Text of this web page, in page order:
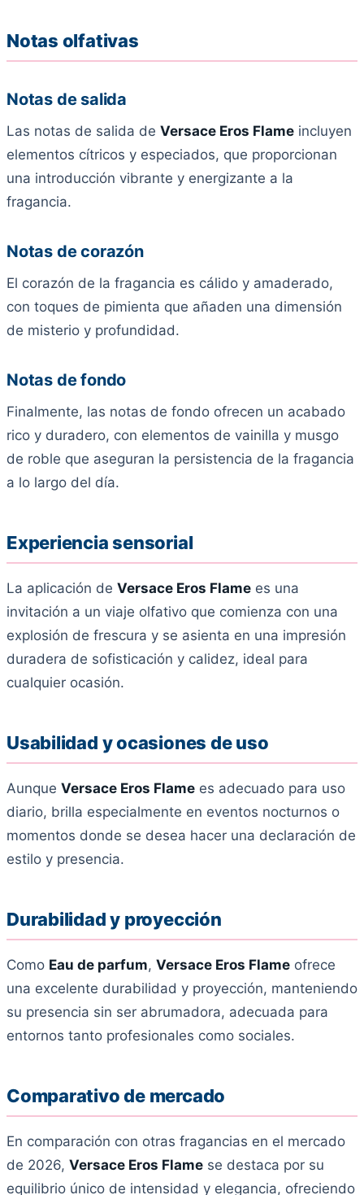
Notas olfativas
Notas de salida
Las notas de salida de Versace Eros Flame incluyen
elementos cítricos y especiados, que proporcionan
una introducción vibrante y energizante a la
fragancia.
Notas de corazón
El corazón de la fragancia es cálido y amaderado,
con toques de pimienta que añaden una dimensión
de misterio y profundidad.
Notas de fondo
Finalmente, las notas de fondo ofrecen un acabado
rico y duradero, con elementos de vainilla y musgo
de roble que aseguran la persistencia de la fragancia
a lo largo del día.
Experiencia sensorial
La aplicación de Versace Eros Flame es una
invitación a un viaje olfativo que comienza con una
explosión de frescura y se asienta en una impresión
duradera de sofisticación y calidez, ideal para
cualquier ocasión.
Usabilidad y ocasiones de uso
Aunque Versace Eros Flame es adecuado para uso
diario, brilla especialmente en eventos nocturnos o
momentos donde se desea hacer una declaración de
estilo y presencia.
Durabilidad y proyección
Como Eau de parfum, Versace Eros Flame ofrece
una excelente durabilidad y proyección, manteniendo
su presencia sin ser abrumadora, adecuada para
entornos tanto profesionales como sociales.
Comparativo de mercado
En comparación con otras fragancias en el mercado
de 2026, Versace Eros Flame se destaca por su
equilibrio único de intensidad y elegancia, ofreciendo